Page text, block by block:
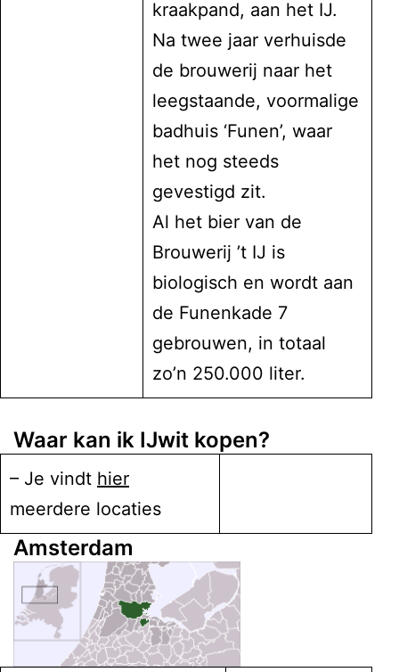
kraakpand, aan het IJ.
Na twee jaar verhuisde
de brouwerij naar het
leegstaande, voormalige
badhuis ‘Funen’, waar
het nog steeds
gevestigd zit.
Al het bier van de
Brouwerij ’t IJ is
biologisch en wordt aan
de Funenkade 7
gebrouwen, in totaal
zo’n 250.000 liter.
Waar kan ik IJwit kopen?
– Je vindt hier
meerdere locaties
Amsterdam